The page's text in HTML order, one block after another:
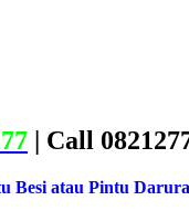
| Call
atau Pintu